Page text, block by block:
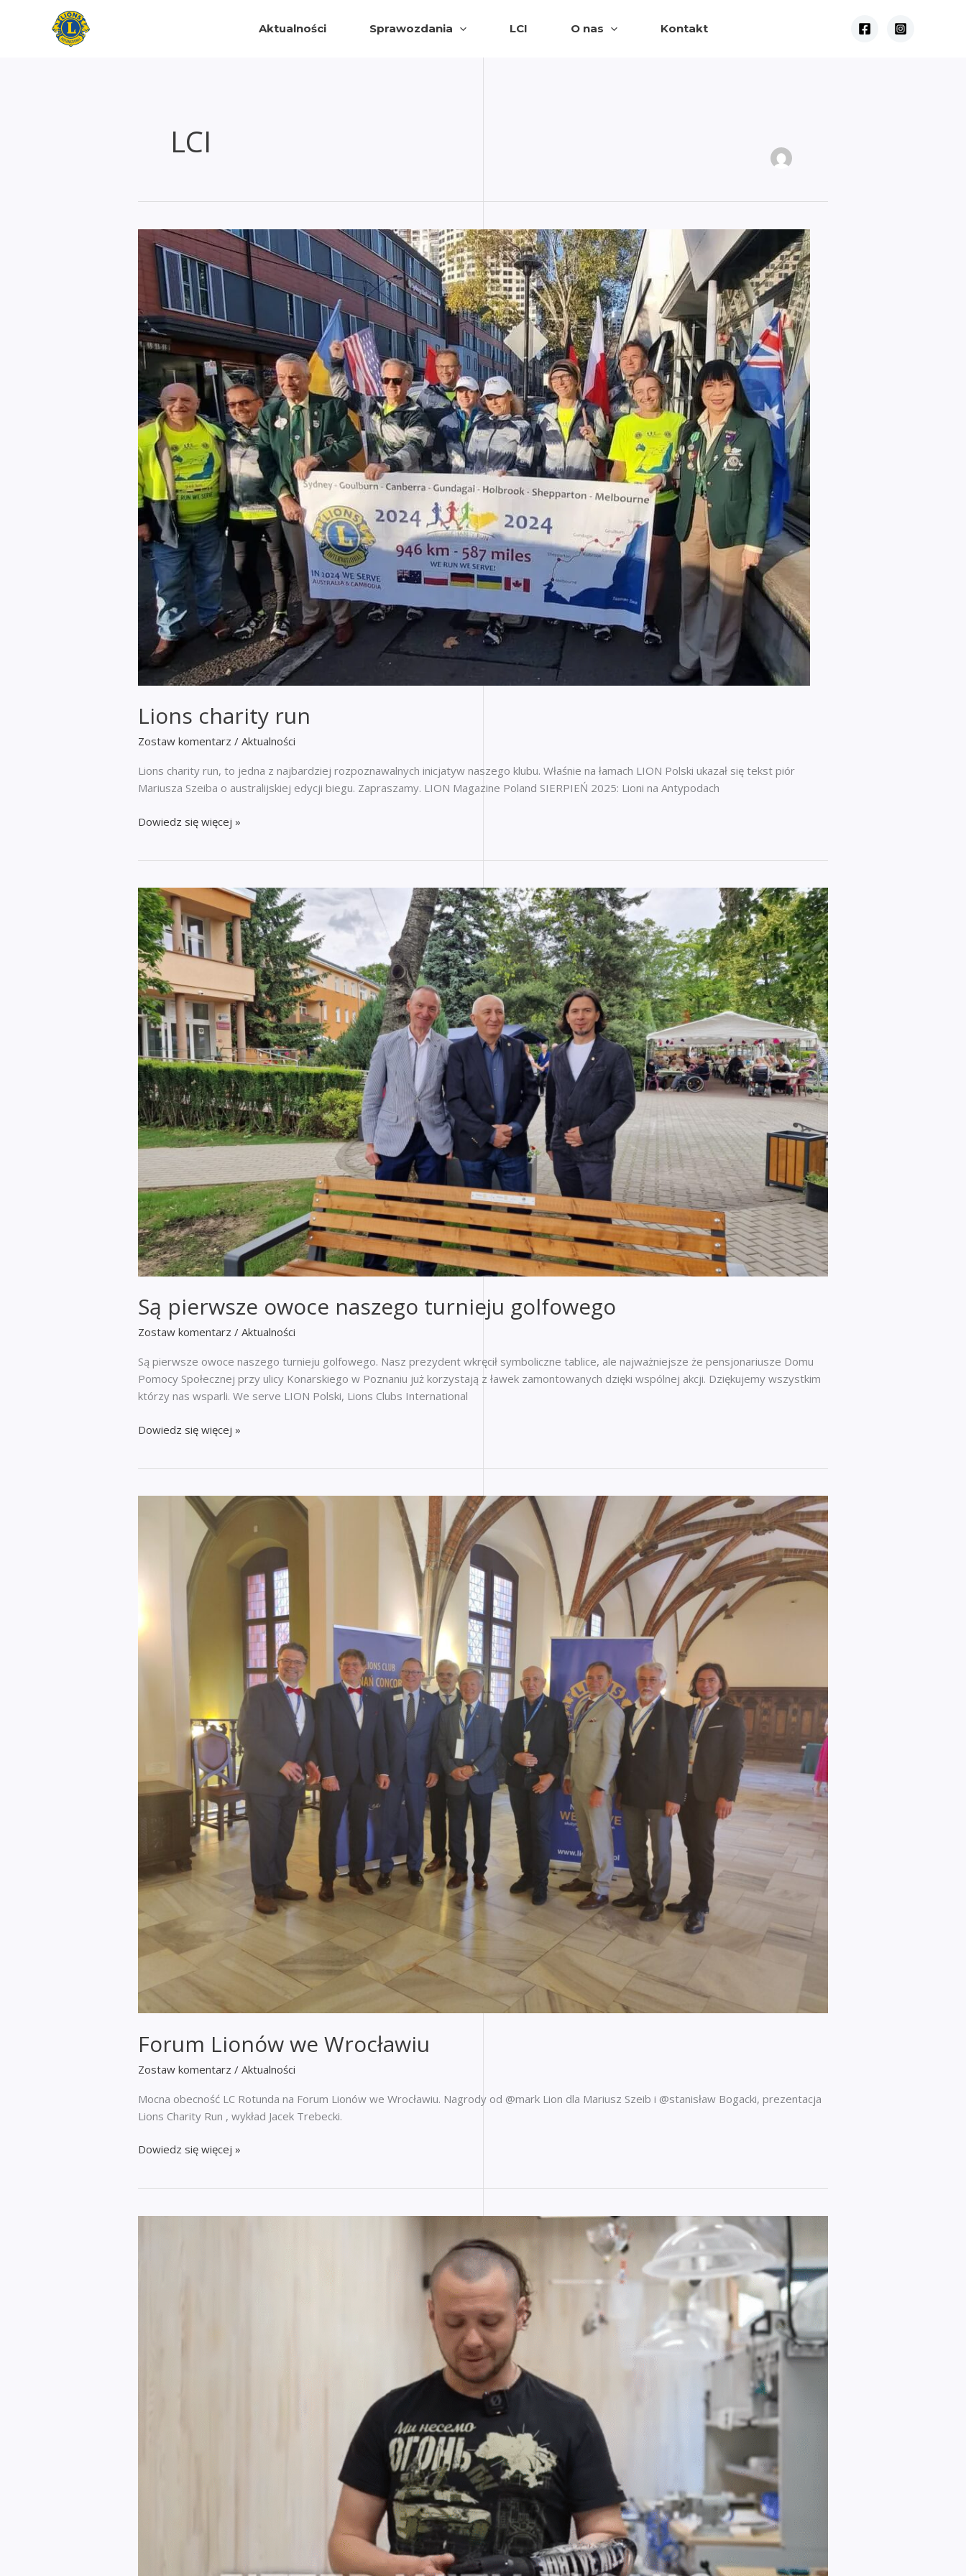
Aktualności Sprawozdania LCI O nas Kontakt
LCI
Lions charity run
Zostaw komentarz / Aktualności
Lions charity run, to jedna z najbardziej rozpoznawalnych inicjatyw naszego klubu. Właśnie na łamach LION Polski ukazał się tekst piór
Mariusza Szeiba o australijskiej edycji biegu. Zapraszamy. LION Magazine Poland SIERPIEŃ 2025: Lioni na Antypodach
Lions
Dowiedz się więcej »
Są pierwsze owoce naszego turnieju golfowego
Zostaw komentarz / Aktualności
Są pierwsze owoce naszego turnieju golfowego. Nasz prezydent wkręcił symboliczne tablice, ale najważniejsze że pensjonariusze Domu
Pomocy Społecznej przy ulicy Konarskiego w Poznaniu już korzystają z ławek zamontowanych dzięki wspólnej akcji. Dziękujemy wszystkim
którzy nas wsparli. We serve LION Polski, Lions Clubs International
Są
turnieju
Dowiedz się więcej »
Forum Lionów we Wrocławiu
Zostaw komentarz / Aktualności
Mocna obecność LC Rotunda na Forum Lionów we Wrocławiu. Nagrody od @mark Lion dla Mariusz Szeib i @stanisław Bogacki, prezentacja
Lions Charity Run , wykład Jacek Trebecki.
Forum
Dowiedz się więcej »